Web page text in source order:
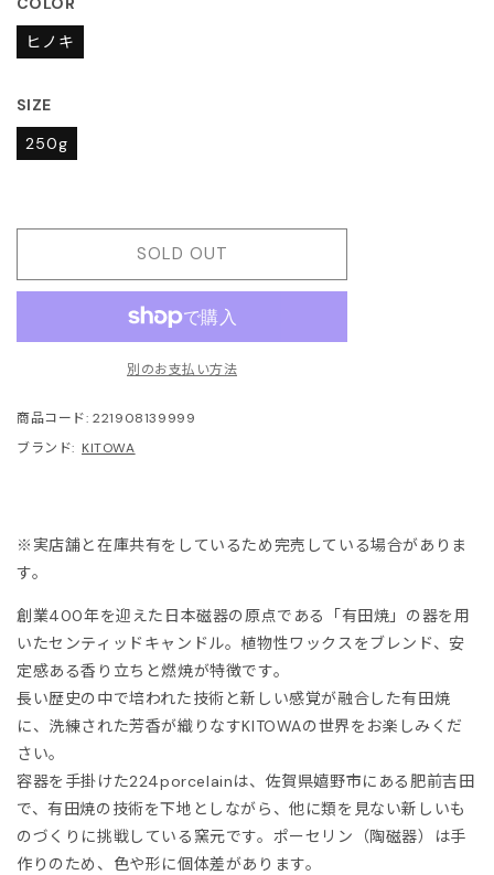
MARANT
MARANT ETOILE
SANDER
YOSHIDA
BEACON
MARGIELA
を
開
く
ヒノキ
SIZE
250g
SOLD OUT
別のお支払い方法
商品コード:221908139999
ブランド: KITOWA
※実店舗と在庫共有をしているため完売している場合がありま
す。
創業400年を迎えた日本磁器の原点である「有田焼」の器を用
いたセンティッドキャンドル。植物性ワックスをブレンド、安
定感ある香り立ちと燃焼が特徴です。
長い歴史の中で培われた技術と新しい感覚が融合した有田焼
に、洗練された芳香が織りなすKITOWAの世界をお楽しみくだ
さい。
容器を手掛けた224porcelainは、佐賀県嬉野市にある肥前吉田
で、有田焼の技術を下地としながら、他に類を見ない新しいも
のづくりに挑戦している窯元です。ポーセリン（陶磁器）は手
作りのため、色や形に個体差があります。